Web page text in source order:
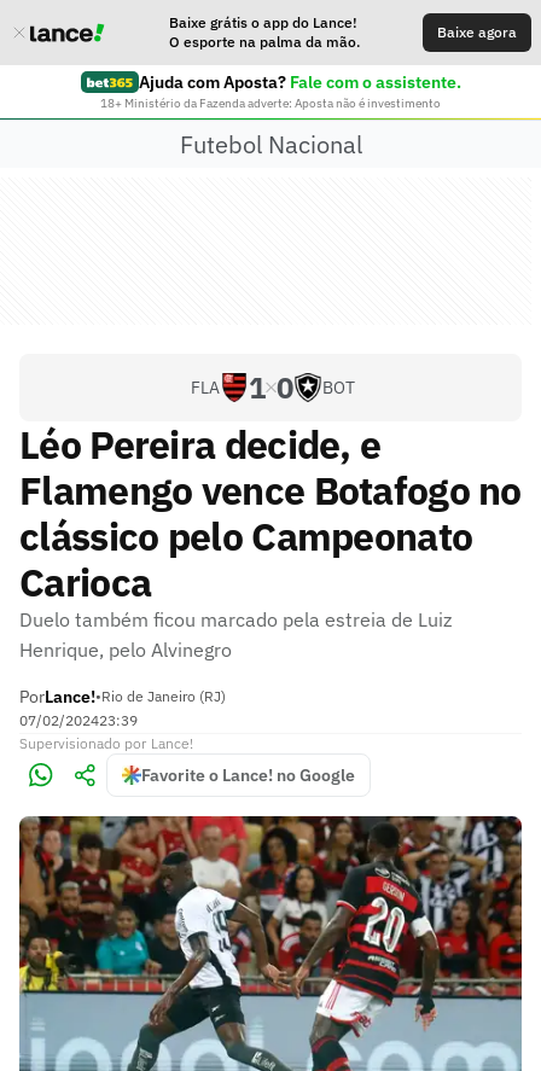
Baixe grátis o app do Lance!
O esporte na palma da mão.
Baixe agora
Ajuda com Aposta? Fale com o assistente.
18+ Ministério da Fazenda adverte: Aposta não é investimento
Futebol Nacional
FLA 1 0 BOT
Léo Pereira decide, e
Flamengo vence Botafogo no
clássico pelo Campeonato
Carioca
Duelo também ficou marcado pela estreia de Luiz
Henrique, pelo Alvinegro
PorLance!•Rio de Janeiro (RJ)
07/02/202423:39
Supervisionado por Lance!
Favorite o Lance! no Google